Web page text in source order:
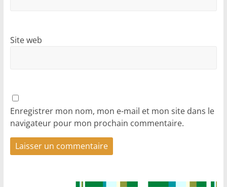
Site web
Enregistrer mon nom, mon e-mail et mon site dans le
navigateur pour mon prochain commentaire.